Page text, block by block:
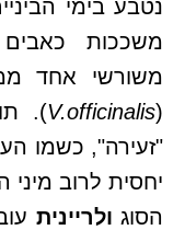
נטבע בימי
משככות
משורשי אחד
(
V.officinalis
"זעירה", כשמו
יחסית לרוב מיני
הסוג ולריינית